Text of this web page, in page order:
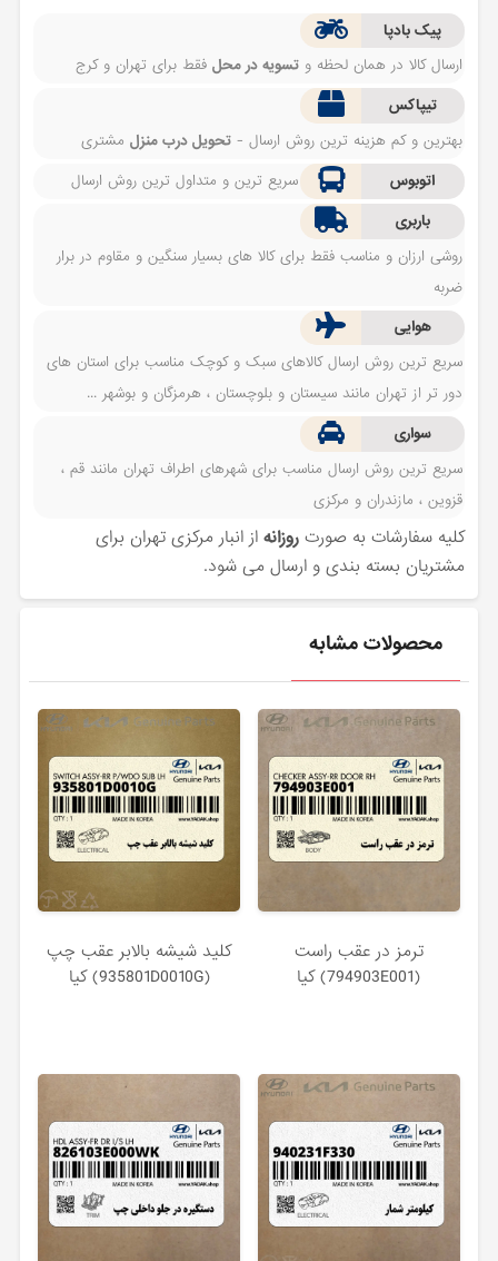
پیک بادپا
ارسال کالا در همان لحظه وتسویه در محل فقط برای تهران و کرج
تیپاکس
بهترین و کم هزینه ترین روش ارسال -تحویل درب منزل مشتری
اتوبوس
سریع ترین و متداول ترین روش ارسال
باربری
روشی ارزان و مناسب فقط برای کالا های بسیار سنگین و مقاوم در برار
ضربه
هوایی
سریع ترین روش ارسال کالاهای سبک و کوچک مناسب برای استان های
دور تر از تهران مانند سیستان و بلوچستان ، هرمزگان و بوشهر ...
سواری
سریع ترین روش ارسال مناسب برای شهرهای اطراف تهران مانند قم ،
قزوین ، مازندران و مرکزی
کلیه سفارشات به صورتروزانه از انبار مرکزی تهران برای
مشتریان بسته بندی و ارسال می شود.
محصولات مشابه
ترمز در عقب راست
(794903E001) کیا
كليد شيشه بالابر عقب چپ
(935801D0010G) کیا